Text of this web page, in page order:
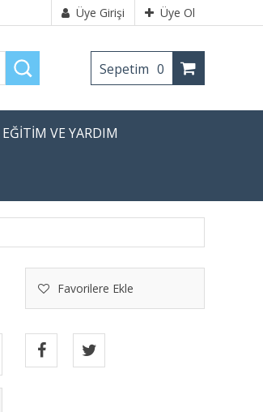
Üye Girişi Üye Ol
Sepetim 0
EĞİTİM VE YARDIM
Favorilere Ekle